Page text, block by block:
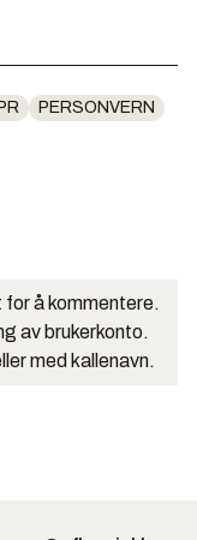
PERSONVERN
å kommentere.
av brukerkonto.
med kallenavn.